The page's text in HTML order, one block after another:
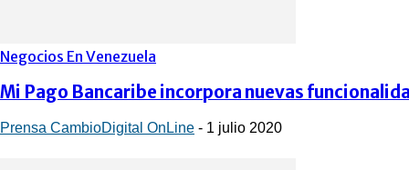
Negocios En Venezuela
Mi Pago Bancaribe incorpora nuevas
Prensa CambioDigital OnLine - 1 julio 2020